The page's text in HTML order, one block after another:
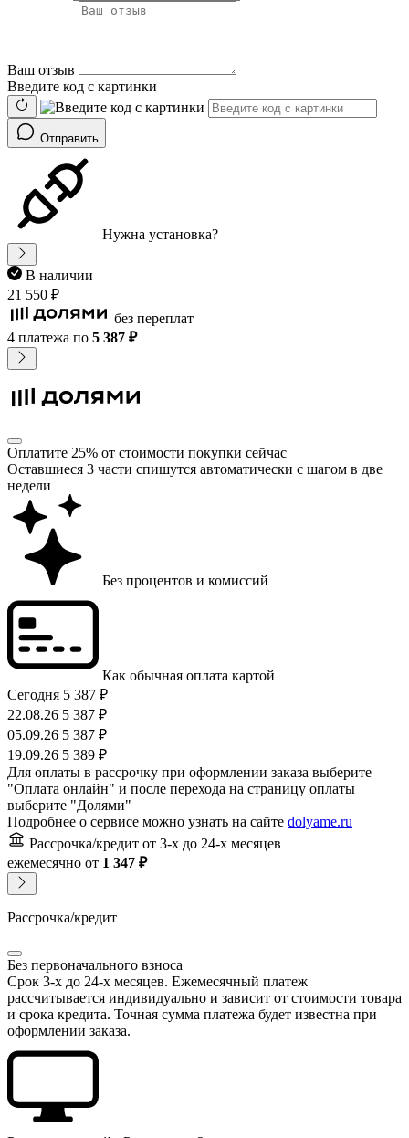
Ваш отзыв
Введите код с картинки
Отправить
Нужна установка?
В наличии
21 550 ₽
без переплат
4 платежа по 5 387 ₽
Оплатите 25% от стоимости покупки сейчас
Оставшиеся 3 части спишутся автоматически с шагом в две
недели
Без процентов и комиссий
Как обычная оплата картой
Сегодня 5 387 ₽
22.08.26 5 387 ₽
05.09.26 5 387 ₽
19.09.26 5 389 ₽
Для оплаты в рассрочку при оформлении заказа выберите
"Оплата онлайн" и после перехода на страницу оплаты
выберите "Долями"
Подробнее о сервисе можно узнать на сайте dolyame.ru
Рассрочка/кредит от 3-х до 24-х месяцев
ежемесячно от 1 347 ₽
Рассрочка/кредит
Без первоначального взноса
Срок 3-х до 24-х месяцев. Ежемесячный платеж
рассчитывается индивидуально и зависит от стоимости товара
и срока кредита. Точная сумма платежа будет известна при
оформлении заказа.